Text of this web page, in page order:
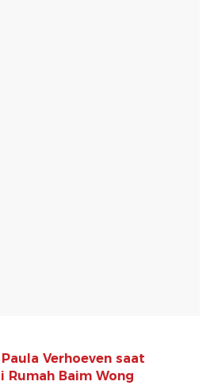
Verhoeven saat
Rumah Baim Wong